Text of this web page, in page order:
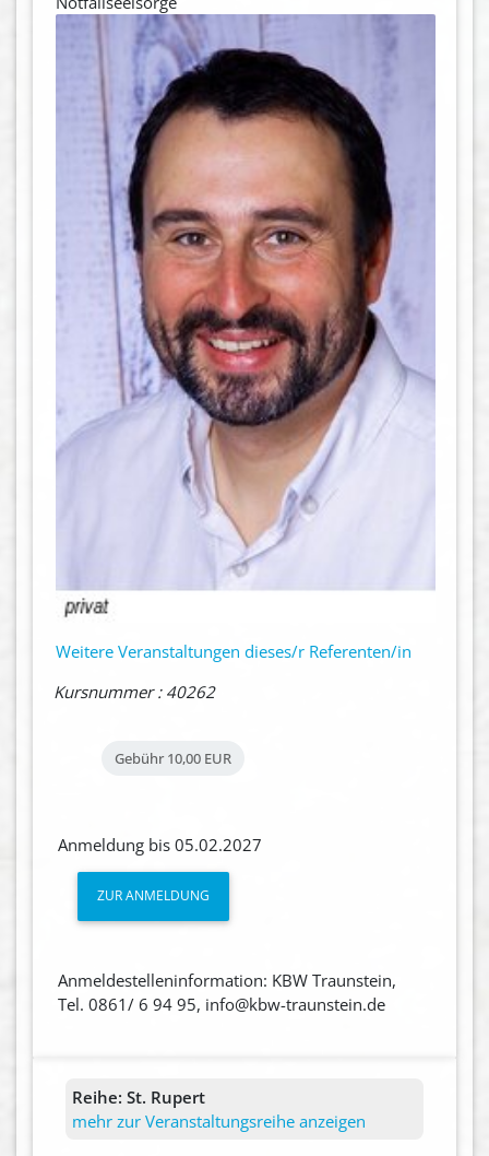
Weitere Veranstaltungen dieses/r Referenten/in
Kursnummer : 40262
Gebühr 10,00 EUR
Anmeldung bis 05.02.2027
ZUR ANMELDUNG
Anmeldestelleninformation: KBW Traunstein,
Tel. 0861/ 6 94 95, info@kbw-traunstein.de
Reihe: St. Rupert
mehr zur Veranstaltungsreihe anzeigen